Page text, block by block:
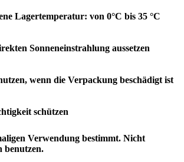
Lagertemperatur: von 0°C bis 35 °C
Sonneneinstrahlung aussetzen
wenn die Verpackung beschädigt ist
schützen
Verwendung bestimmt. Nicht
benutzen.